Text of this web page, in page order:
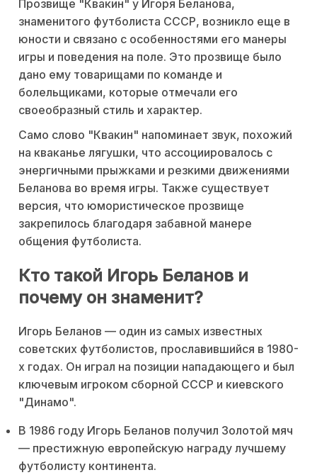
Прозвище "Квакин" у Игоря Беланова,
знаменитого футболиста СССР, возникло еще в
юности и связано с особенностями его манеры
игры и поведения на поле. Это прозвище было
дано ему товарищами по команде и
болельщиками, которые отмечали его
своеобразный стиль и характер.
Само слово "Квакин" напоминает звук, похожий
на кваканье лягушки, что ассоциировалось с
энергичными прыжками и резкими движениями
Беланова во время игры. Также существует
версия, что юмористическое прозвище
закрепилось благодаря забавной манере
общения футболиста.
Кто такой Игорь Беланов и
почему он знаменит?
Игорь Беланов — один из самых известных
советских футболистов, прославившийся в 1980-
х годах. Он играл на позиции нападающего и был
ключевым игроком сборной СССР и киевского
"Динамо".
В 1986 году Игорь Беланов получил Золотой мяч
— престижную европейскую награду лучшему
футболисту континента.